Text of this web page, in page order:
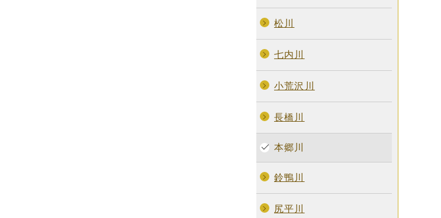
松川
七内川
小荒沢川
長橋川
本郷川
鈴鴨川
尻平川